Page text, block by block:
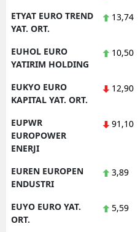
ETYAT EURO TREND
YAT. ORT.
13,74
EUHOL EURO
YATIRIM HOLDING
10,50
EUKYO EURO
KAPITAL YAT. ORT.
12,90
EUPWR
EUROPOWER
ENERJI
91,10
EUREN EUROPEN
ENDUSTRI
3,89
EUYO EURO YAT.
ORT.
5,59